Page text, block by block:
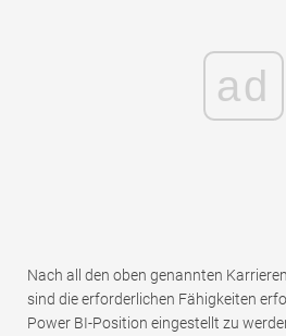
ad
Nach all den oben genannten
sind die erforderlichen Fähigkeiten
Power BI-Position eingestellt zu